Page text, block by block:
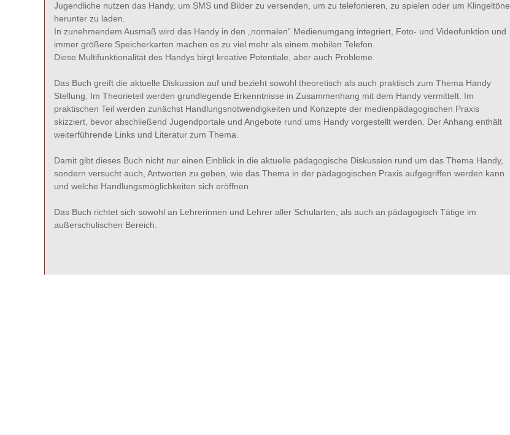
Jugendliche nutzen das Handy, um SMS und Bilder zu versenden, um zu telefonieren, zu spielen oder um Klingeltöne
herunter zu laden.
In zunehmendem Ausmaß wird das Handy in den „normalen“ Medienumgang integriert, Foto- und Videofunktion und
immer größere Speicherkarten machen es zu viel mehr als einem mobilen Telefon.
Diese Multifunktionalität des Handys birgt kreative Potentiale, aber auch Probleme.
Das Buch greift die aktuelle Diskussion auf und bezieht sowohl theoretisch als auch praktisch zum Thema Handy
Stellung. Im Theorieteil werden grundlegende Erkenntnisse in Zusammenhang mit dem Handy vermittelt. Im
praktischen Teil werden zunächst Handlungsnotwendigkeiten und Konzepte der medienpädagogischen Praxis
skizziert, bevor abschließend Jugendportale und Angebote rund ums Handy vorgestellt werden. Der Anhang enthält
weiterführende Links und Literatur zum Thema.
Damit gibt dieses Buch nicht nur einen Einblick in die aktuelle pädagogische Diskussion rund um das Thema Handy,
sondern versucht auch, Antworten zu geben, wie das Thema in der pädagogischen Praxis aufgegriffen werden kann
und welche Handlungsmöglichkeiten sich eröffnen.
Das Buch richtet sich sowohl an Lehrerinnen und Lehrer aller Schularten, als auch an pädagogisch Tätige im
außerschulischen Bereich.